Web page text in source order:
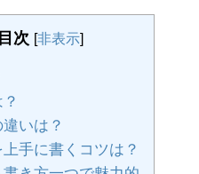
次 [非表示]
いは？
手に書くコツは？